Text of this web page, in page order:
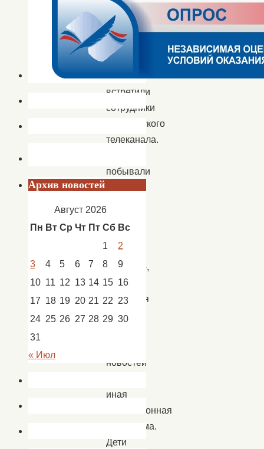
телеканал
«Ахтубинск
ТВ».
встретили
сотрудники
Ахтубинского
телеканала.
побывали
увидели
наглядно,
как
готовится
к
новостей
иная
телевизионная
программа.
Дети
Архив новостей
Август 2026
Пн Вт Ср Чт Пт Сб Вс
1
2
3
4 5 6 7 8
9
10 11 12 13 14 15 16
17 18 19 20 21 22 23
24 25 26 27 28 29 30
31
« Июл